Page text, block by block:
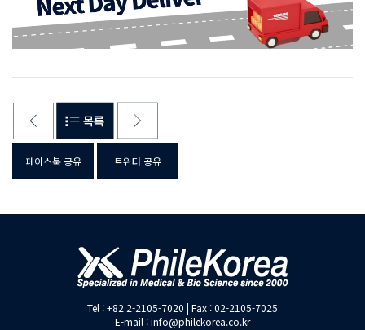
페이스북 공유 트위터 공유
Tel : +82 2-2105-7020 | Fax : 02-2105-7025
E-mail : info@philekorea.co.kr